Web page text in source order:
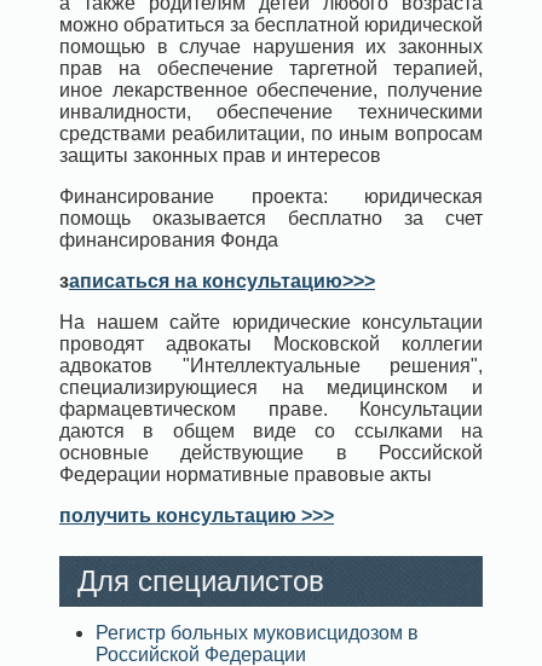
можно обратиться за бесплатной юридической
помощью в случае нарушения их законных
прав на обеспечение таргетной терапией,
иное лекарственное обеспечение, получение
инвалидности, обеспечение техническими
средствами реабилитации, по иным вопросам
защиты законных прав и интересов
Финансирование проекта: юридическая
помощь оказывается бесплатно за счет
финансирования Фонда
записаться на консультацию>>>
На нашем сайте юридические консультации
проводят адвокаты Московской коллегии
адвокатов "Интеллектуальные решения",
специализирующиеся на медицинском и
фармацевтическом праве. Консультации
даются в общем виде со ссылками на
основные действующие в Российской
Федерации нормативные правовые акты
получить консультацию >>>
Для специалистов
Регистр больных муковисцидозом в
Российской Федерации